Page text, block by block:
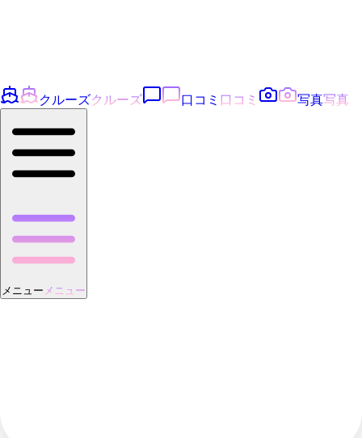
クルーズクルーズ 口コミ 口コミ 写真写真
メニュー メニュー